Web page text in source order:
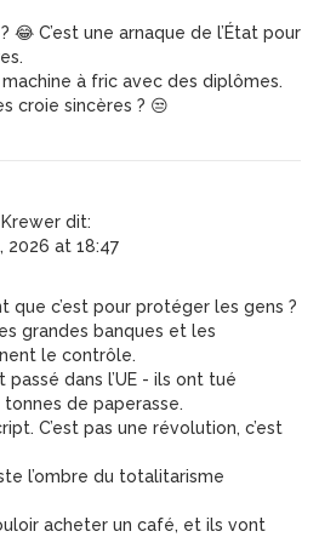
😂 C’est une arnaque de l’État pour
à fric avec des diplômes.
croie sincères ? 😒
dit:
2026 at 18:47
que c’est pour protéger les gens ?
grandes banques et les
le contrôle.
passé dans l’UE - ils ont tué
tonnes de paperasse.
C’est pas une révolution, c’est
l’ombre du totalitarisme
acheter un café, et ils vont